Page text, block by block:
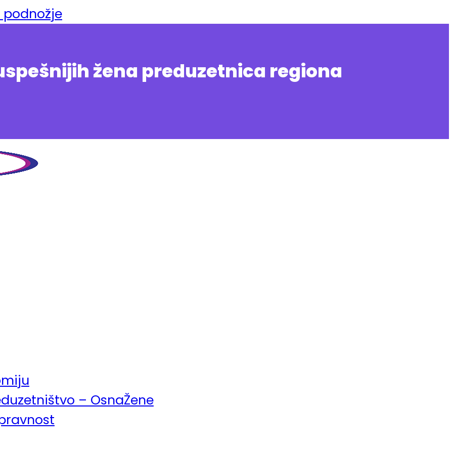
podnožje
žena preduzetnica regiona
– OsnaŽene